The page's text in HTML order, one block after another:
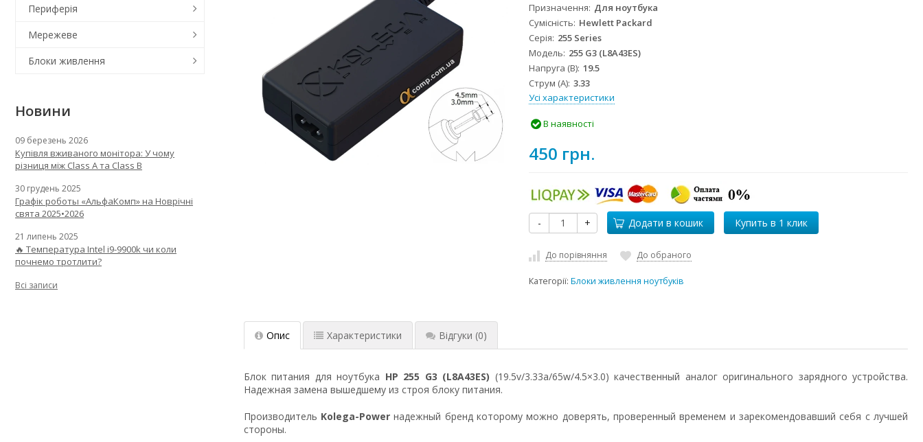
Призначення Для ноутбука
Сумісність Hewlett Packard
Серія 255 Series
Модель 255 G3 (L8A43ES)
Напруга (В) 19.5
Струм (А) 3.33
Усі характеристики
В наявності
450 грн.
- + Додати в кошик
До порівняння До обраного
Категорії:Блоки живлення ноутбуків
Опис Характеристики Відгуки (0)
Блок питания для ноутбука HP 255 G3 (L8A43ES) (19.5v/3.33a/65w/4.5×3.0) качественный аналог оригинального зарядного устройства.
Надежная замена вышедшему из строя блоку питания.
Производитель Kolega-Powerнадежный бренд которому можно доверять, проверенный временем и зарекомендовавший себя с лучшей
стороны.
Периферія
Мережеве
Блоки живлення
Новини
09 березень 2026
Купівля вживаного монітора: У чому
різниця між Class A та Class B
30 грудень 2025
Графік роботы «АльфаКомп» на Новрічні
свята 2025•2026
21 липень 2025
🔥 Температура Intel i9-9900k чи коли
почнемо тротлити?
Всі записи